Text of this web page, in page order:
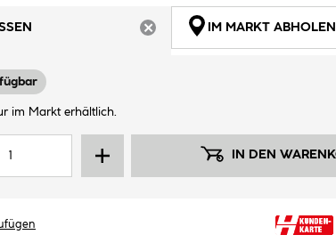
ARTIKEL NICHT VERFÜGBAR
IM MARKT ABHOLEN
im Markt erhältlich.
IN DEN